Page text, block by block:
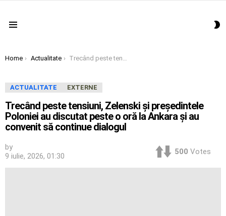
You are here:
Home Actualitate Trecând peste tensiuni, Zelenski şi preşedintele Poloniei au discutat peste o oră la Ankara şi au convenit să continue dialogul
ACTUALITATE EXTERNE
Trecând peste tensiuni, Zelenski şi preşedintele
Poloniei au discutat peste o oră la Ankara şi au
convenit să continue dialogul
by
9 iulie, 2026, 01:30
500 Votes